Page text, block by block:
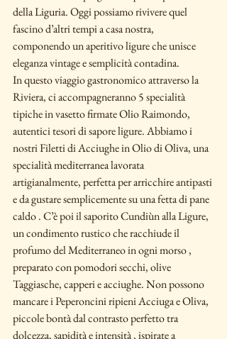
della Liguria. Oggi possiamo rivivere quel
fascino d’altri tempi a casa nostra,
componendo un aperitivo ligure che unisce
eleganza vintage e semplicità contadina.
In questo viaggio gastronomico attraverso la
Riviera, ci accompagneranno 5 specialità
tipiche in vasetto firmate Olio Raimondo,
autentici tesori di sapore ligure. Abbiamo i
nostri Filetti di Acciughe in Olio di Oliva, una
specialità mediterranea lavorata
artigianalmente, perfetta per arricchire antipasti
e da gustare semplicemente su una fetta di pane
caldo . C’è poi il saporito Cundiùn alla Ligure,
un condimento rustico che racchiude il
profumo del Mediterraneo in ogni morso ,
preparato con pomodori secchi, olive
Taggiasche, capperi e acciughe. Non possono
mancare i Peperoncini ripieni Acciuga e Oliva,
piccole bontà dal contrasto perfetto tra
dolcezza, sapidità e intensità , ispirate a